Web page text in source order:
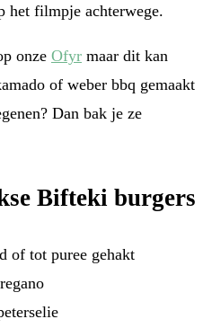
het filmpje achterwege.
onze Ofyr maar dit kan
of weber bbq gemaakt
Dan bak je ze
Bifteki burgers
of tot puree gehakt